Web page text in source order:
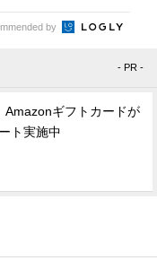
by
- PR -
Amazonギフトカードが
ト実施中